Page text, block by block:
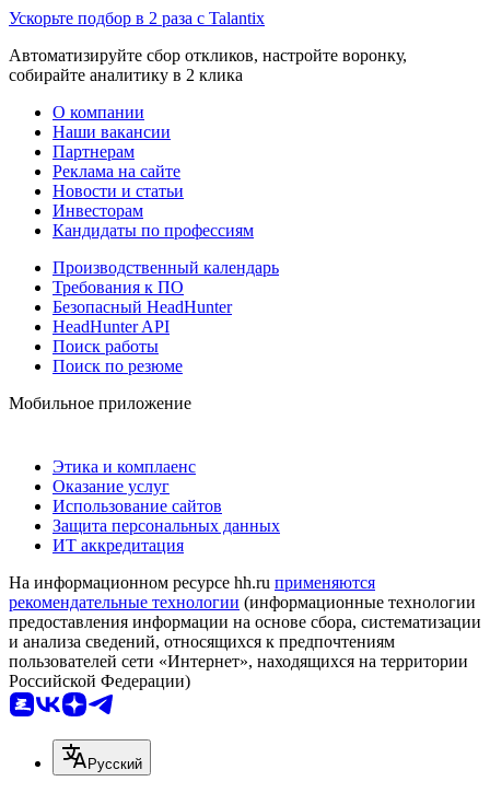
Ускорьте подбор в 2 раза с Talantix
Автоматизируйте сбор откликов, настройте воронку,
собирайте аналитику в 2 клика
О компании
Наши вакансии
Партнерам
Реклама на сайте
Новости и статьи
Инвесторам
Кандидаты по профессиям
Производственный календарь
Требования к ПО
Безопасный HeadHunter
HeadHunter API
Поиск работы
Поиск по резюме
Мобильное приложение
Этика и комплаенс
Оказание услуг
Использование сайтов
Защита персональных данных
ИТ аккредитация
На информационном ресурсе hh.ru применяются
рекомендательные технологии (информационные технологии
предоставления информации на основе сбора, систематизации
и анализа сведений, относящихся к предпочтениям
пользователей сети «Интернет», находящихся на территории
Российской Федерации)
Русский